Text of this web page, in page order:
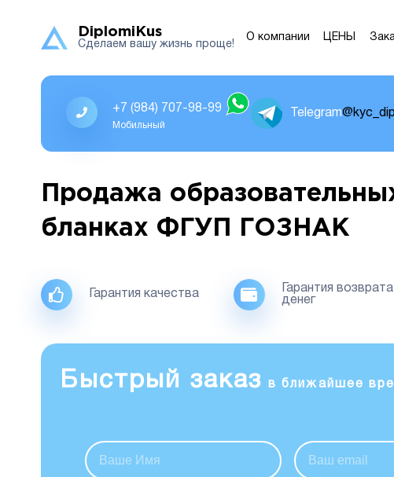
DiplomiKus
Сделаем вашу жизнь проще!
О компании ЦЕНЫ
+7 (984) 707-98-99
Мобильный
Telegram
Продажа
бланках ФГУП ГОЗНАК
Гарантия качества
Гарантия возврата
денег
Быстрый заказ в ближайшее